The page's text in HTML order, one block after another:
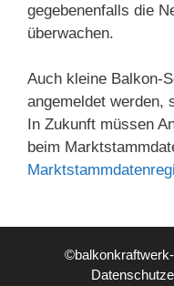
gegebenenfalls die
überwachen.
Auch kleine Balkon-
angemeldet werden,
In Zukunft müssen
beim